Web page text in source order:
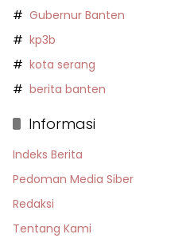
Gubernur Banten
kp3b
kota serang
berita banten
Informasi
Indeks Berita
Pedoman Media Siber
Redaksi
Tentang Kami